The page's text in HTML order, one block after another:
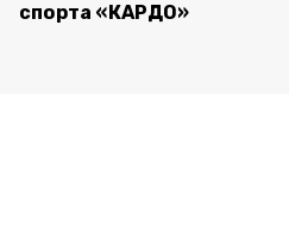
спорта «КАРДО»